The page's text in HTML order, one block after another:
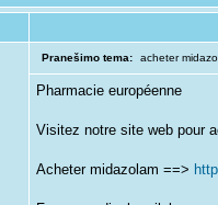
Pranešimo tema: acheter
Pharmacie européenne
Visitez notre site web pour
Acheter midazolam ==>